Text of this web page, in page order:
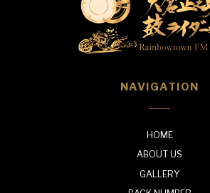
NAVIGATION
HOME
ABOUT US
GALLERY